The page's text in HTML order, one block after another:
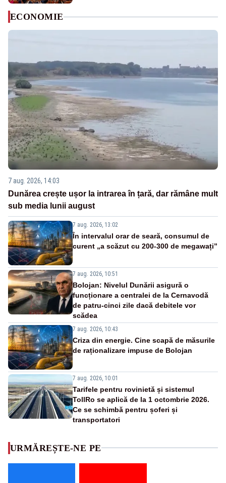
ECONOMIE
7 aug. 2026, 14:03
Dunărea crește ușor la intrarea în țară, dar rămâne mult
sub media lunii august
7 aug. 2026, 13:02
În intervalul orar de seară, consumul de
curent „a scăzut cu 200-300 de megawați”
7 aug. 2026, 10:51
Bolojan: Nivelul Dunării asigură o
funcționare a centralei de la Cernavodă
de patru-cinci zile dacă debitele vor
scădea
7 aug. 2026, 10:43
Criza din energie. Cine scapă de măsurile
de raționalizare impuse de Bolojan
7 aug. 2026, 10:01
Tarifele pentru rovinietă și sistemul
TollRo se aplică de la 1 octombrie 2026.
Ce se schimbă pentru șoferi și
transportatori
URMĂREȘTE-NE PE